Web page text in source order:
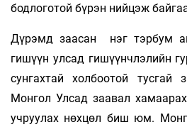
бодлоготой бүрэн нийцэж
Дүрэмд заасан нэг тэрбум
гишүүн улсад гишүүнчлэлийн
сунгахтай холбоотой
Монгол Улсад заавал
учруулах нөхцөл биш юм.